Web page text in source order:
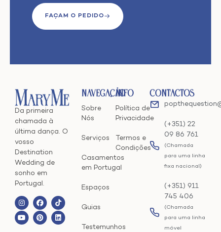
FAÇAM O PEDIDO
Da primeira
chamada à
última dança. O
vosso
Destination
Wedding de
sonho em
Portugal.
Navegação
Sobre
Nós
Serviços
Casamentos
em Portugal
Espaços
Guias
Testemunhos
Info
Política de
Privacidade
Termos e
Condições
Contactos
(+351) 22
09 86 761
(Chamada
para uma linha
fixa nacional)
(+351) 911
745 406
(Chamada
para uma linha
móvel